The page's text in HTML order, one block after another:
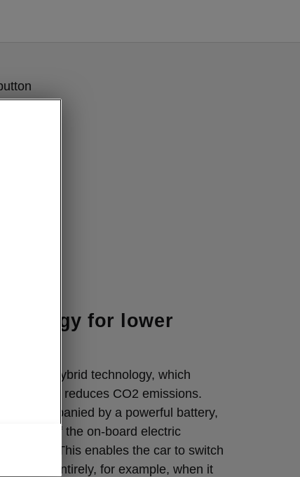
for lower
mild-hybrid technology, which
and reduces CO2 emissions.
is accompanied by a powerful battery,
part of the on-board electric
at 48 V. This enables the car to switch
engine entirely, for example, when it